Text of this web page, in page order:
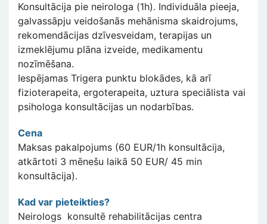
Konsultācija pie neirologa (1h). Individuāla pieeja,
galvassāpju veidošanās mehānisma skaidrojums,
rekomendācijas dzīvesveidam, terapijas un
izmeklējumu plāna izveide, medikamentu
nozīmēšana.
Iespējamas Trigera punktu blokādes, kā arī
fizioterapeita, ergoterapeita, uztura speciālista vai
psihologa konsultācijas un nodarbības.
Cena
Maksas pakalpojums (60 EUR/1h konsultācija,
atkārtoti 3 mēnešu laikā 50 EUR/ 45 min
konsultācija).
Kad var pieteikties?
Neirologs konsultē rehabilitācijas centra